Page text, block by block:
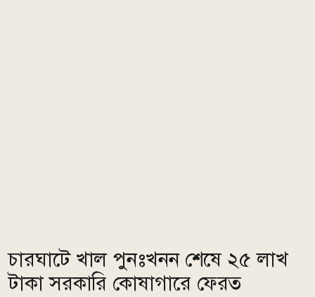
চারঘাটে খাল পুনঃখনন শেষে ২৫ লাখ
টাকা সরকারি কোষাগারে ফেরত